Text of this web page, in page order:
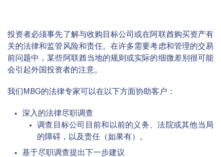
投资者必须事先了解与收购目标公司或在阿联酋购买资产有
关的法律和监管风险和责任。在许多需要考虑和管理的交易
前问题中，某些阿联酋当地的规则或实际的细微差别很可能
会引起外国投资者的注意。
我们MBG的法律专家可以在以下方面协助客户：
深入的法律尽职调查
调查目标公司目前和以前的义务、法院或其他当局
的障碍，以及责任（如果有）。
基于尽职调查提出下一步建议